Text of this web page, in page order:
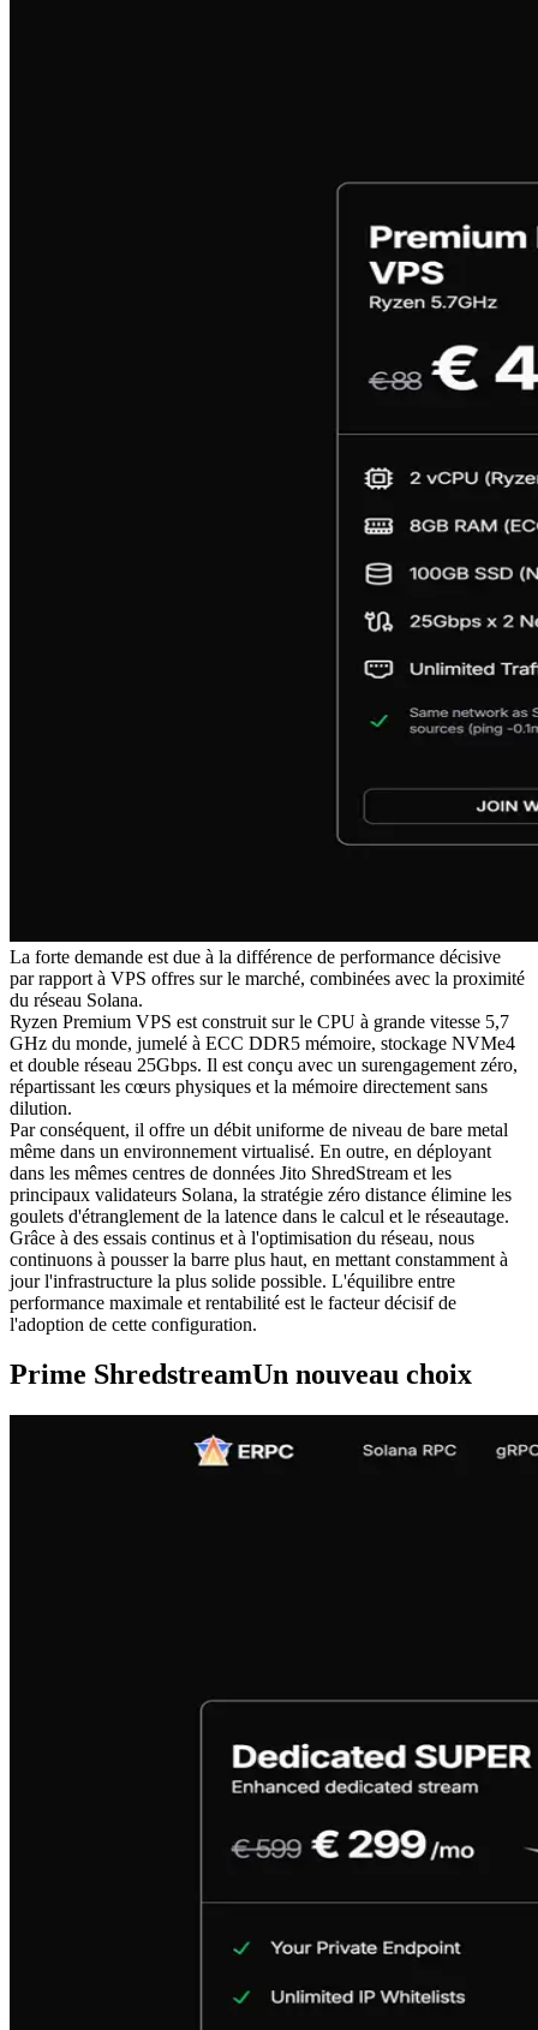
La forte demande est due à la différence de performance décisive
par rapport à VPS offres sur le marché, combinées avec la proximité
du réseau Solana.
Ryzen Premium VPS est construit sur le CPU à grande vitesse 5,7
GHz du monde, jumelé à ECC DDR5 mémoire, stockage NVMe4
et double réseau 25Gbps. Il est conçu avec un surengagement zéro,
répartissant les cœurs physiques et la mémoire directement sans
dilution.
Par conséquent, il offre un débit uniforme de niveau de bare metal
même dans un environnement virtualisé. En outre, en déployant
dans les mêmes centres de données Jito ShredStream et les
principaux validateurs Solana, la stratégie zéro distance élimine les
goulets d'étranglement de la latence dans le calcul et le réseautage.
Grâce à des essais continus et à l'optimisation du réseau, nous
continuons à pousser la barre plus haut, en mettant constamment à
jour l'infrastructure la plus solide possible. L'équilibre entre
performance maximale et rentabilité est le facteur décisif de
l'adoption de cette configuration.
Prime ShredstreamUn nouveau choix